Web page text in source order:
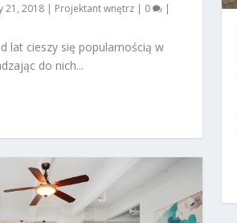
21, 2018 | Projektant wnętrz | 0 |
lat cieszy się popularnością w
do nich...